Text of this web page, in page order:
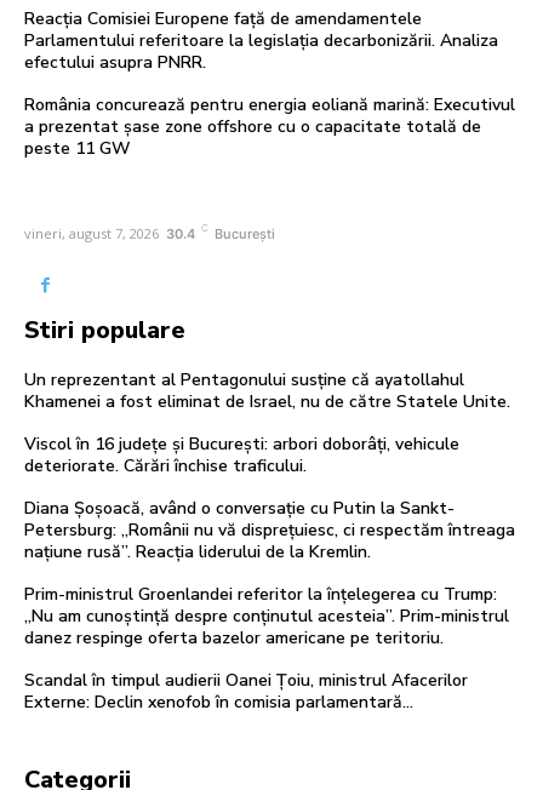
Reacția Comisiei Europene față de amendamentele
Parlamentului referitoare la legislația decarbonizării. Analiza
efectului asupra PNRR.
România concurează pentru energia eoliană marină: Executivul
a prezentat șase zone offshore cu o capacitate totală de
peste 11 GW
vineri, august 7, 2026 30.4 C București
Stiri populare
Un reprezentant al Pentagonului susține că ayatollahul
Khamenei a fost eliminat de Israel, nu de către Statele Unite.
Viscol în 16 județe și București: arbori doborâți, vehicule
deteriorate. Cărări închise traficului.
Diana Șoșoacă, având o conversație cu Putin la Sankt-
Petersburg: „Românii nu vă disprețuiesc, ci respectăm întreaga
națiune rusă”. Reacția liderului de la Kremlin.
Prim-ministrul Groenlandei referitor la înțelegerea cu Trump:
„Nu am cunoștință despre conținutul acesteia”. Prim-ministrul
danez respinge oferta bazelor americane pe teritoriu.
Scandal în timpul audierii Oanei Țoiu, ministrul Afacerilor
Externe: Declin xenofob în comisia parlamentară…
Categorii